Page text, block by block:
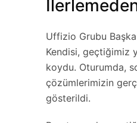
Uffizio Grubu
Kendisi, geçtiğimiz
koydu. Oturumda,
çözümlerimizin
gösterildi.